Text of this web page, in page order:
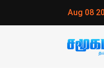
Aug 08